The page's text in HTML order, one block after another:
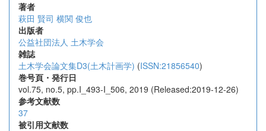
著者
萩田 賢司 横関 俊也
出版者
公益社団法人 土木学会
雑誌
土木学会論文集D3(土木計画学) (ISSN:21856540)
巻号頁・発行日
vol.75, no.5, pp.I_493-I_506, 2019 (Released:2019-12-26)
参考文献数
37
被引用文献数